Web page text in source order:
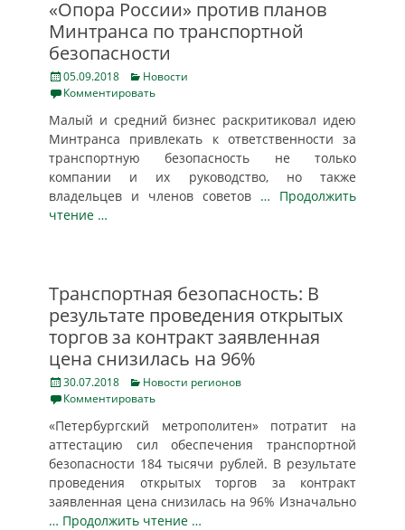
«Опора России» против планов
Минтранса по транспортной
безопасности
Posted
on
05.09.2018 Categories
Новости
Комментировать
Малый и средний бизнес раскритиковал идею
Минтранса привлекать к ответственности за
транспортную безопасность не только
компании и их руководство, но также
владельцев и членов советов … Продолжить
чтение …
Транспортная безопасность: В
результате проведения открытых
торгов за контракт заявленная
цена снизилась на 96%
Posted
on
30.07.2018 Categories
Новости регионов
Комментировать
«Петербургский метрополитен» потратит на
аттестацию сил обеспечения транспортной
безопасности 184 тысячи рублей. В результате
проведения открытых торгов за контракт
заявленная цена снизилась на 96% Изначально
… Продолжить чтение …